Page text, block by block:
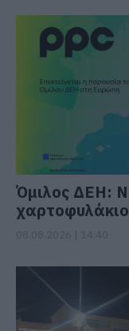
Όμιλος ΔΕΗ: